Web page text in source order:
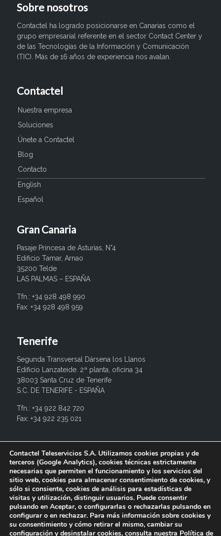
Sobre nosotros
Contactel ha logrado posicionarse en Canarias como el
grupo empresarial referente en el sector Contact Center y
de las Tecnologías de la Información y Comunicación
(TIC). Más de 16 años de experiencia nos avalan.
Contactel
Nuestra empresa
Soluciones
Únete a Contactel
Blog
Contacto
English
Español
Gran Canaria
Pasaje Princesa de Asturias, N°4
Edificio Tamar, Arnao
35200 Telde
LAS PALMAS – ESPAÑA
Tfn.: +34 928 498 990
Fax: +34 928 498 959
Tenerife
Segunda Transversal Dársena los Llanos
Edificio Lanzateide. 2ª planta, oficina 34
38003 Santa Cruz de Tenerife
S.C. DE TENERIFE - ESPAÑA
Tfn.: +34 922 842 720
Fax: +34 922 235 021
info@contactel.es
Contactel Teleservicios S.A. Utilizamos cookies propias y de
terceros (Google Analytics), cookies técnicas estrictamente
necesarias que permiten el funcionamiento y los servicios del
sitio web, cookies para almacenar consentimiento de cookies, y
sólo si consiente, cookies de análisis para estadísticas de
visitas y utilización, distinguir usuarios. Puede consentir
pulsando en Aceptar, o configurarlas o rechazarlas pulsando en
configurar o en rechazar. Para más información sobre cookies y
su consentimiento y cómo retirar el mismo, cambiar su
configuración y desinstalar cookies, consulta nuestra Política de